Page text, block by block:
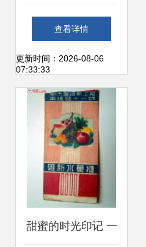
店”加盟商机 新鲜
水果零售的创业之
路
查看详情
更新时间：2026-08-06
07:33:33
甜蜜的时光印记 一